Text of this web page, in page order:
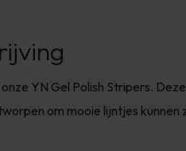
YN Gel Polish Stripers.
om mooie lijntjes kunnen